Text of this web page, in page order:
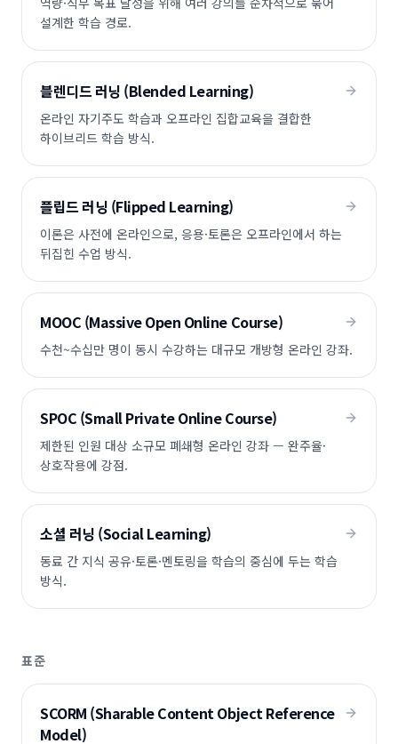
설계한 학습 경로.
블렌디드 러닝 (Blended Learning)
온라인 자기주도 학습과 오프라인 집합교육을 결합한
하이브리드 학습 방식.
플립드 러닝 (Flipped Learning)
이론은 사전에 온라인으로, 응용·토론은 오프라인에서 하는
뒤집힌 수업 방식.
MOOC (Massive Open Online Course)
수천~수십만 명이 동시 수강하는 대규모 개방형 온라인 강좌.
SPOC (Small Private Online Course)
제한된 인원 대상 소규모 폐쇄형 온라인 강좌 — 완주율·
상호작용에 강점.
소셜 러닝 (Social Learning)
동료 간 지식 공유·토론·멘토링을 학습의 중심에 두는 학습
방식.
표준
SCORM (Sharable Content Object Reference
Model)